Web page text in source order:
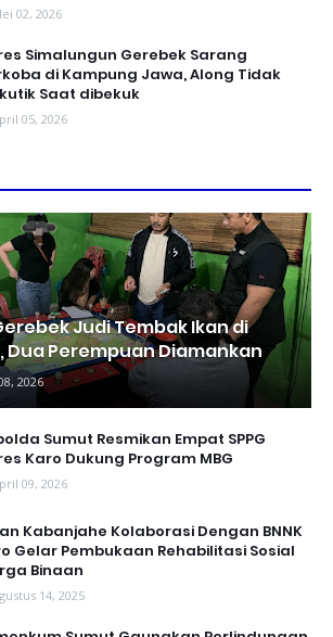
02, 2026
Simalungun Gerebek Sarang
di Kampung Jawa, Along Tidak
Saat dibekuk
05, 2026
Judi Tembak Ikan di
Dua Perempuan Diamankan
2026
Sumut Resmikan Empat SPPG
Karo Dukung Program MBG
09, 2026
Kabanjahe Kolaborasi Dengan BNNK
Gelar Pembukaan Rehabilitasi Sosial
Binaan
14, 2025